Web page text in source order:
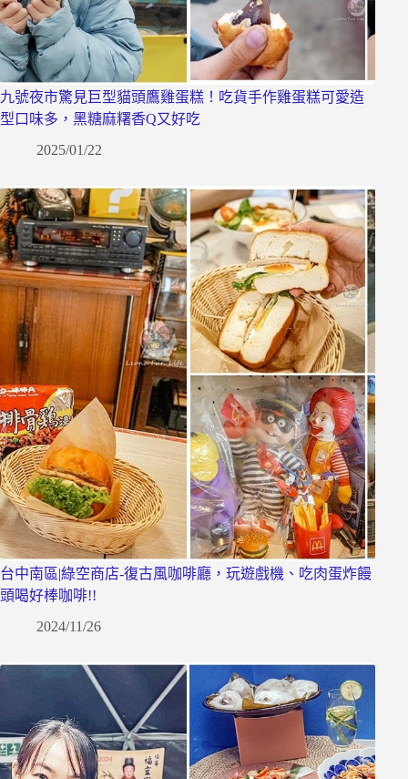
九號夜市驚見巨型貓頭鷹雞蛋糕！吃貨手作雞蛋糕可愛造
型口味多，黑糖麻糬香Q又好吃
2025/01/22
台中南區|綠空商店-復古風咖啡廳，玩遊戲機、吃肉蛋炸饅
頭喝好棒咖啡!!
2024/11/26